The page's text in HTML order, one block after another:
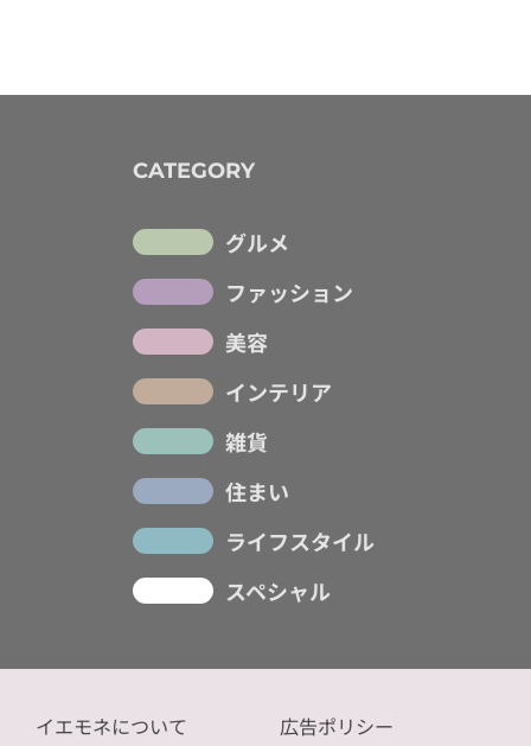
CATEGORY
グルメ
ファッション
美容
インテリア
雑貨
住まい
ライフスタイル
スペシャル
イエモネについて 広告ポリシー